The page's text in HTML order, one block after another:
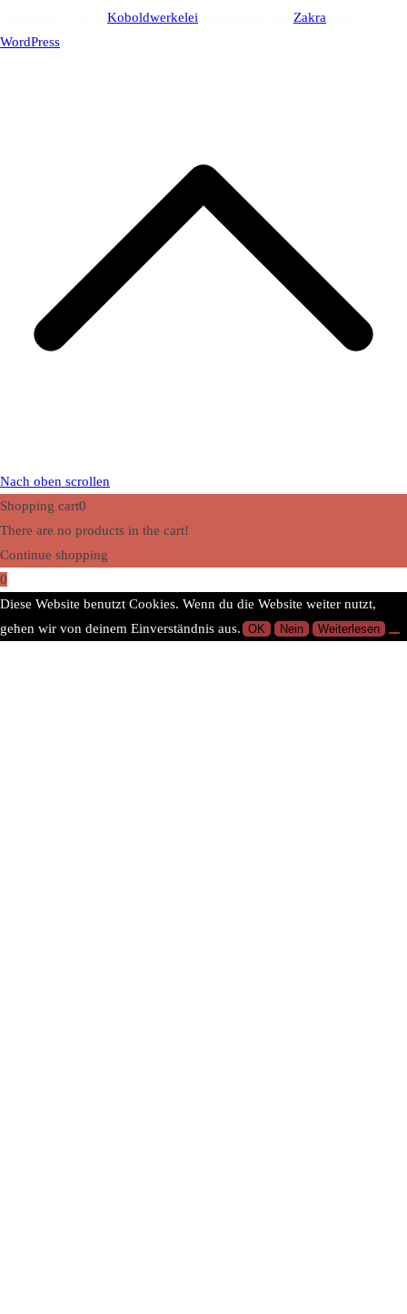
Koboldwerkelei Zakra
WordPress
Nach oben scrollen
Shopping cart0
There are no products in the cart!
Continue shopping
0
Diese Website benutzt Cookies. Wenn du die Website weiter nutzt,
gehen wir von deinem Einverständnis aus. OK Nein Weiterlesen